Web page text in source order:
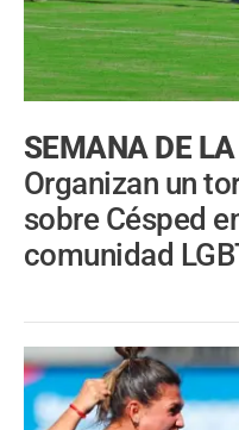
SEMANA DE
Organizan un
sobre Césped
comunidad